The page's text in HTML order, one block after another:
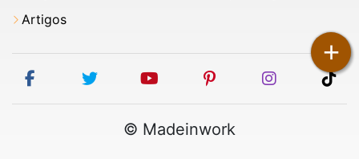
+
Artigos
facebooktwitter youtubepinterestinstagram
© Madeinwork